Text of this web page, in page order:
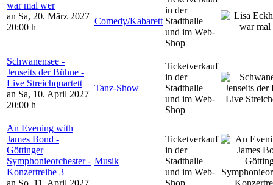
war mal wer
an Sa, 20. März 2027
20:00 h
Comedy/Kabarett
in der
Stadthalle
und im Web-
Shop
Schwanensee -
Jenseits der Bühne -
Live Streichquartett
an Sa, 10. April 2027
20:00 h
Tanz-Show
Ticketverkauf
in der
Stadthalle
und im Web-
Shop
An Evening with
James Bond -
Göttinger
Symphonieorchester -
Konzertreihe 3
an So, 11. April 2027
Musik
Ticketverkauf
in der
Stadthalle
und im Web-
Shop